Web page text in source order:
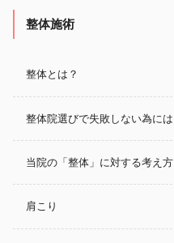
整体施術
整体とは？
整体院選びで失敗しない為には
当院の「整体」に対する考え方
肩こり